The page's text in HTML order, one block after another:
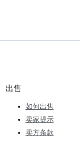
出售
如何出售
卖家提示
卖方条款